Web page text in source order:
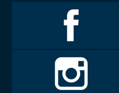
Facebookissa
Invalidiliitto
Instagramissa